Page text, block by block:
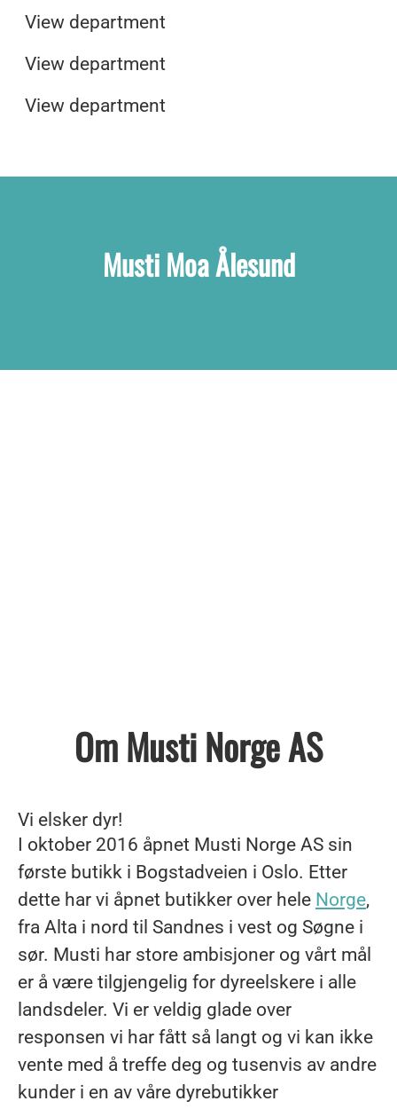
View department
View department
Ledige stillinger på Musti sitt
View department
Musti Moa Ålesund
Om Musti Norge AS
Vi elsker dyr!
I oktober 2016 åpnet Musti Norge AS sin
første butikk i Bogstadveien i Oslo. Etter
dette har vi åpnet butikker over hele Norge,
fra Alta i nord til Sandnes i vest og Søgne i
sør. Musti har store ambisjoner og vårt mål
er å være tilgjengelig for dyreelskere i alle
landsdeler. Vi er veldig glade over
responsen vi har fått så langt og vi kan ikke
vente med å treffe deg og tusenvis av andre
kunder i en av våre dyrebutikker